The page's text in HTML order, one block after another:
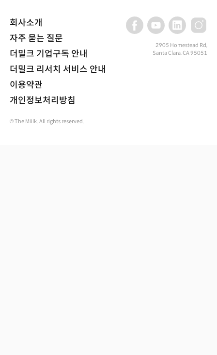
회사소개
자주 묻는 질문
더밀크 기업구독 안내
더밀크 리서치 서비스 안내
이용약관
개인정보처리방침
2905 Homestead Rd,
Santa Clara, CA 95051
© The Miilk. All rights reserved.